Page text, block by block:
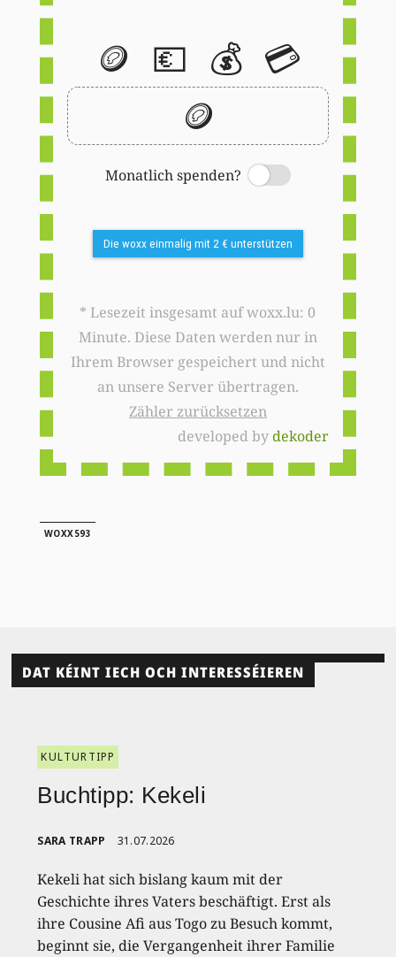
🪙 💶 💰 💳
🪙
Monatlich spenden?
Switch
Die woxx einmalig mit 2 € unterstützen
* Lesezeit insgesamt auf woxx.lu: 0
Minute. Diese Daten werden nur in
Ihrem Browser gespeichert und nicht
an unsere Server übertragen.
Zähler zurücksetzen
developed bydekoder
WOXX593
DAT KÉINT IECH OCH INTERESSÉIEREN
KULTURTIPP
Buchtipp: Kekeli
SARA TRAPP 31.07.2026
Kekeli hat sich bislang kaum mit der
Geschichte ihres Vaters beschäftigt. Erst als
ihre Cousine Afi aus Togo zu Besuch kommt,
beginnt sie, die Vergangenheit ihrer Familie